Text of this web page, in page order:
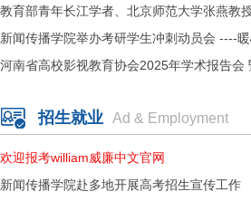
教育部青年长江学者、北京师范大学张燕教
新闻传播学院举办考研学生冲刺动员会 ----暖
河南省高校影视教育协会2025年学术报告会
招生就业 Ad & Employment
欢迎报考william威廉中文官网
新闻传播学院赴多地开展高考招生宣传工作